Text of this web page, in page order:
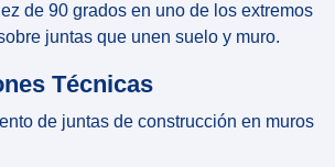
de 90 grados en uno de los extremos
juntas que unen suelo y muro.
Técnicas
de juntas de construcción en muros